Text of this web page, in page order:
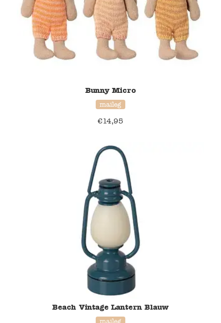
Bunny Micro
maileg
€14,95
Beach Vintage Lantern Blauw
maileg